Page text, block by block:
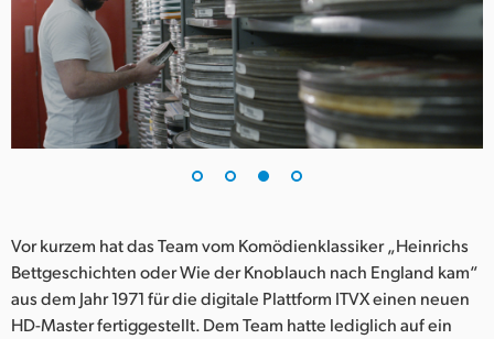
Vor kurzem hat das Team vom Komödienklassiker „Heinrichs
Bettgeschichten oder Wie der Knoblauch nach England kam“
aus dem Jahr 1971 für die digitale Plattform ITVX einen neuen
HD-Master fertiggestellt. Dem Team hatte lediglich auf ein